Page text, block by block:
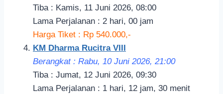
Tiba : Kamis, 11 Juni 2026, 08:00
Lama Perjalanan : 2 hari, 00 jam
Harga Tiket : Rp 540.000,-
KM Dharma Rucitra VIII
Berangkat : Rabu, 10 Juni 2026, 21:00
Tiba : Jumat, 12 Juni 2026, 09:30
Lama Perjalanan : 1 hari, 12 jam, 30 menit